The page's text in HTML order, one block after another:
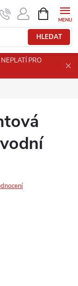
HLEDAT
NÁKUPNÍ
KOŠÍK
PRO